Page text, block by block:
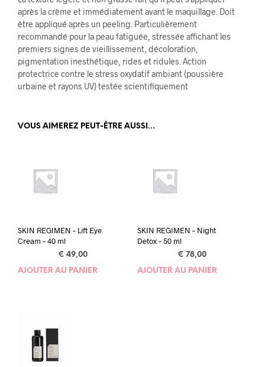
après la crème et immédiatement avant le maquillage. Doit
être appliqué après un peeling. Particulièrement
recommandé pour la peau fatiguée, stressée affichant les
premiers signes de vieillissement, décoloration,
pigmentation inesthétique, rides et ridules. Action
protectrice contre le stress oxydatif ambiant (poussière
urbaine et rayons UV) testée scientifiquement
VOUS AIMEREZ PEUT-ÊTRE AUSSI…
SKIN REGIMEN – Lift Eye
Cream – 40 ml
€ 49,00
AJOUTER AU PANIER
SKIN REGIMEN – Night
Detox – 50 ml
€ 78,00
AJOUTER AU PANIER